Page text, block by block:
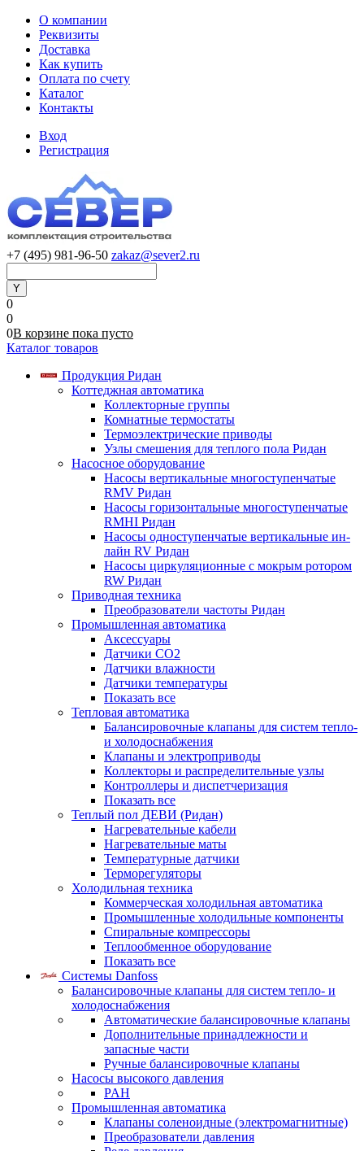
О компании
Реквизиты
Доставка
Как купить
Оплата по счету
Каталог
Контакты
Вход
Регистрация
+7 (495) 981-96-50 zakaz@sever2.ru
0
0
0В корзине пока пусто
Каталог товаров
Продукция Ридан
Коттеджная автоматика
Коллекторные группы
Комнатные термостаты
Термоэлектрические приводы
Узлы смешения для теплого пола Ридан
Насосное оборудование
Насосы вертикальные многоступенчатые
RMV Ридан
Насосы горизонтальные многоступенчатые
RMHI Ридан
Насосы одноступенчатые вертикальные ин-
лайн RV Ридан
Насосы циркуляционные с мокрым ротором
RW Ридан
Приводная техника
Преобразователи частоты Ридан
Промышленная автоматика
Аксессуары
Датчики CO2
Датчики влажности
Датчики температуры
Показать все
Тепловая автоматика
Балансировочные клапаны для систем тепло-
и холодоснабжения
Клапаны и электроприводы
Коллекторы и распределительные узлы
Контроллеры и диспетчеризация
Показать все
Теплый пол ДЕВИ (Ридан)
Нагревательные кабели
Нагревательные маты
Температурные датчики
Терморегуляторы
Холодильная техника
Коммерческая холодильная автоматика
Промышленные холодильные компоненты
Спиральные компрессоры
Теплообменное оборудование
Показать все
Системы Danfoss
Балансировочные клапаны для систем тепло- и
холодоснабжения
Автоматические балансировочные клапаны
Дополнительные принадлежности и
запасные части
Ручные балансировочные клапаны
Насосы высокого давления
PAH
Промышленная автоматика
Клапаны соленоидные (электромагнитные)
Преобразователи давления